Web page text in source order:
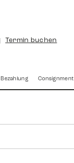
Termin buchen
Bezahlung Consignment